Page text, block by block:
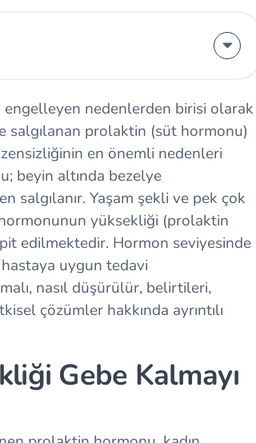
nedenlerden birisi olarak
salgılanan prolaktin (süt hormonu)
en önemli nedenleri
beyin altında bezelye
salgılanır. Yaşam şekli ve pek çok
yüksekliği (prolaktin
edilmektedir. Hormon seviyesinde
uygun tedavi
nasıl düşürülür, belirtileri,
çözümler hakkında ayrıntılı
Gebe Kalmayı